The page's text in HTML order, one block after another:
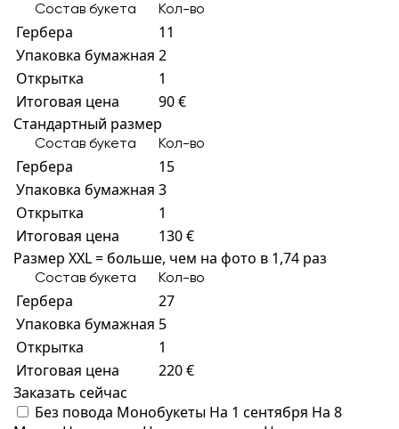
Состав букета Кол-во
Гербера
11
Упаковка бумажная 2
Открытка
1
Итоговая цена
90 €
Стандартный размер
Состав букета Кол-во
Гербера
15
Упаковка бумажная 3
Открытка
1
Итоговая цена
130 €
Размер XXL = больше, чем на фото в 1,74 раз
Состав букета Кол-во
Гербера
27
Упаковка бумажная 5
Открытка
1
Итоговая цена
220 €
Заказать сейчас
Без повода Монобукеты На 1 сентября На 8